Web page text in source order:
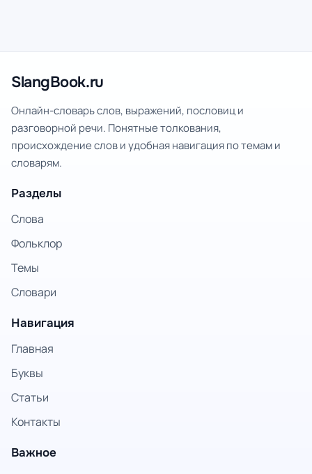
SlangBook.ru
Онлайн-словарь слов, выражений, пословиц и
разговорной речи. Понятные толкования,
происхождение слов и удобная навигация по темам и
словарям.
Разделы
Слова
Фольклор
Темы
Словари
Навигация
Главная
Буквы
Статьи
Контакты
Важное